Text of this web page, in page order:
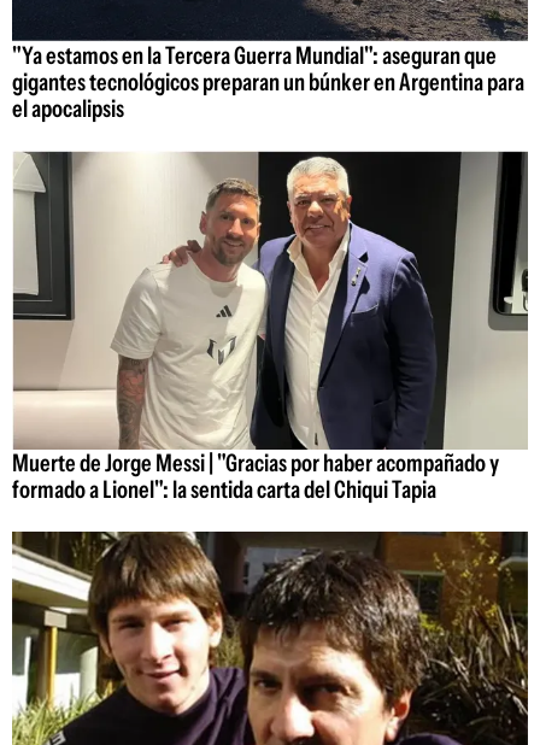
"Ya estamos en la Tercera Guerra Mundial": aseguran que
gigantes tecnológicos preparan un búnker en Argentina para
el apocalipsis
Muerte de Jorge Messi | "Gracias por haber acompañado y
formado a Lionel": la sentida carta del Chiqui Tapia